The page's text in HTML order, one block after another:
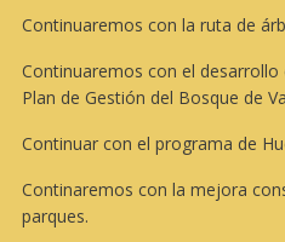
Continuaremos con la ruta de
Continuaremos con el
Plan de Gestión del Bosque de
Continuar con el programa de
Continaremos con la mejora
parques.